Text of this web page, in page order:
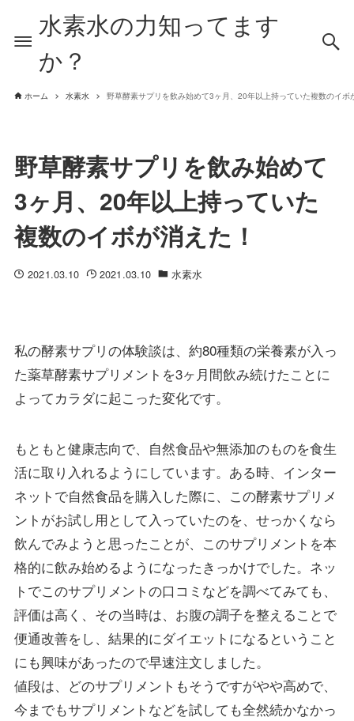
水素水の力知ってます
か？
ホーム 水素水 野草酵素サプリを飲み始めて3ヶ月、20年以上持っていた複数のイボ
野草酵素サプリを飲み始めて
3ヶ月、20年以上持っていた
複数のイボが消えた！
2021.03.10 2021.03.10 水素水
私の酵素サプリの体験談は、約80種類の栄養素が入っ
た薬草酵素サプリメントを3ヶ月間飲み続けたことに
よってカラダに起こった変化です。
もともと健康志向で、自然食品や無添加のものを食生
活に取り入れるようにしています。ある時、インター
ネットで自然食品を購入した際に、この酵素サプリメ
ントがお試し用として入っていたのを、せっかくなら
飲んでみようと思ったことが、このサプリメントを本
格的に飲み始めるようになったきっかけでした。ネッ
トでこのサプリメントの口コミなどを調べてみても、
評価は高く、その当時は、お腹の調子を整えることで
便通改善をし、結果的にダイエットになるということ
にも興味があったので早速注文しました。
値段は、どのサプリメントもそうですがやや高めで、
今までもサプリメントなどを試しても全然続かなかっ